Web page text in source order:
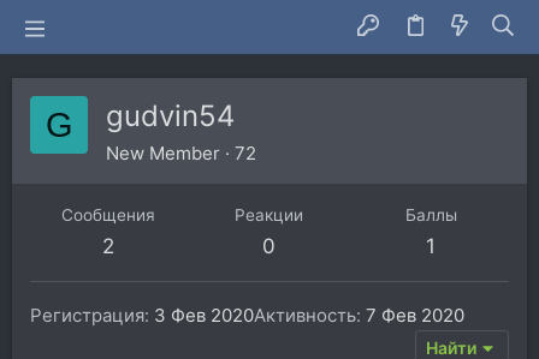
G gudvin54
New Member · 72
Сообщения
2
Реакции
0
Баллы
1
Регистрация 3 Фев 2020Активность 7 Фев 2020
Найти